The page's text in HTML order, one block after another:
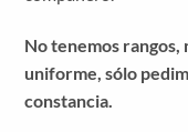
No tenemos rangos,
uniforme, sólo
constancia.